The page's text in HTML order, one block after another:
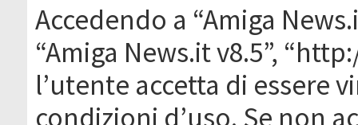
Accedendo a “Amiga
“Amiga News.it v8.5”,
l’utente accetta di essere
condizioni d’uso. Se non